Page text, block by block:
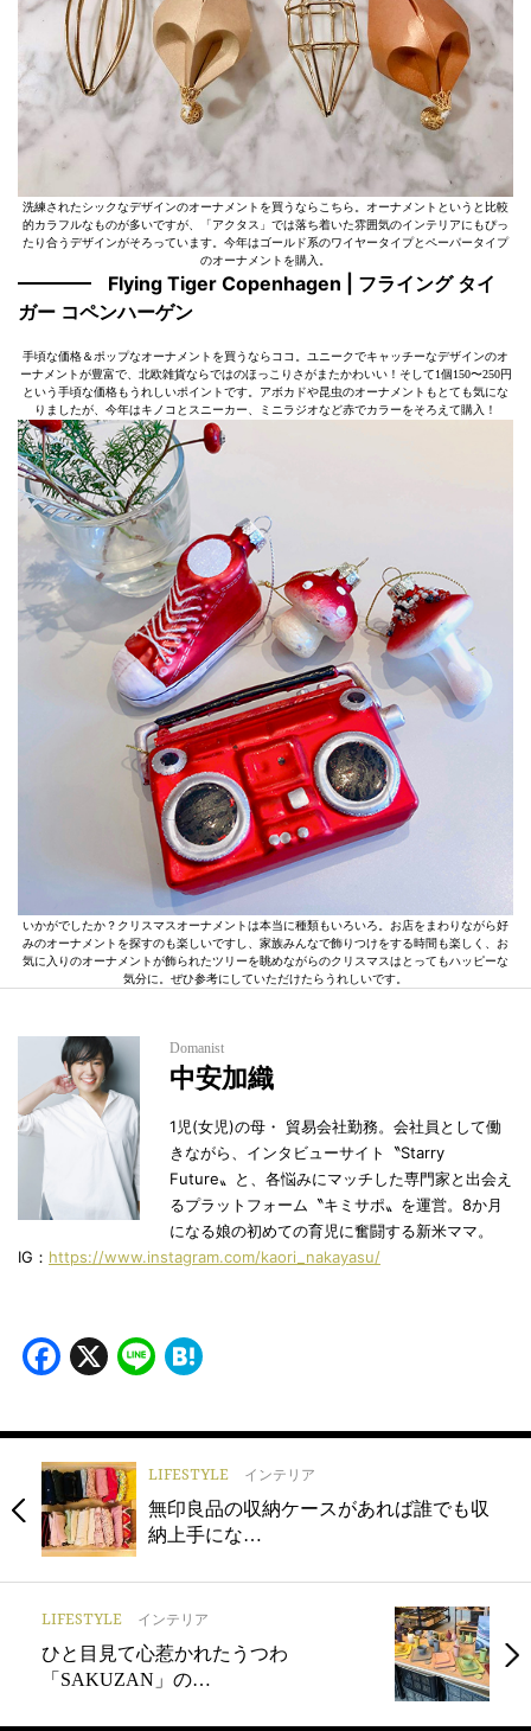
洗練されたシックなデザインのオーナメントを買うならこちら。オーナメントというと比較
的カラフルなものが多いですが、「アクタス」では落ち着いた雰囲気のインテリアにもぴっ
たり合うデザインがそろっています。今年はゴールド系のワイヤータイプとペーパータイプ
のオーナメントを購入。
Flying Tiger Copenhagen | フライング タイ
ガー コペンハーゲン
手頃な価格＆ポップなオーナメントを買うならココ。ユニークでキャッチーなデザインのオ
ーナメントが豊富で、北欧雑貨ならではのほっこりさがまたかわいい！そして1個150〜250円
という手頃な価格もうれしいポイントです。アボカドや昆虫のオーナメントもとても気にな
りましたが、今年はキノコとスニーカー、ミニラジオなど赤でカラーをそろえて購入！
いかがでしたか？クリスマスオーナメントは本当に種類もいろいろ。お店をまわりながら好
みのオーナメントを探すのも楽しいですし、家族みんなで飾りつけをする時間も楽しく、お
気に入りのオーナメントが飾られたツリーを眺めながらのクリスマスはとってもハッピーな
気分に。ぜひ参考にしていただけたらうれしいです。
Domanist
中安加織
1児(女児)の母・ 貿易会社勤務。会社員として働
きながら、インタビューサイト〝Starry
Future〟と、各悩みにマッチした専門家と出会え
るプラットフォーム〝キミサポ〟を運営。8か月
になる娘の初めての育児に奮闘する新米ママ。
IG： https://www.instagram.com/kaori_nakayasu/
Facebook
X Line
LIFESTYLE インテリア
無印良品の収納ケースがあれば誰でも収
納上手にな…
LIFESTYLE インテリア
ひと目見て心惹かれたうつわ
「SAKUZAN」の…